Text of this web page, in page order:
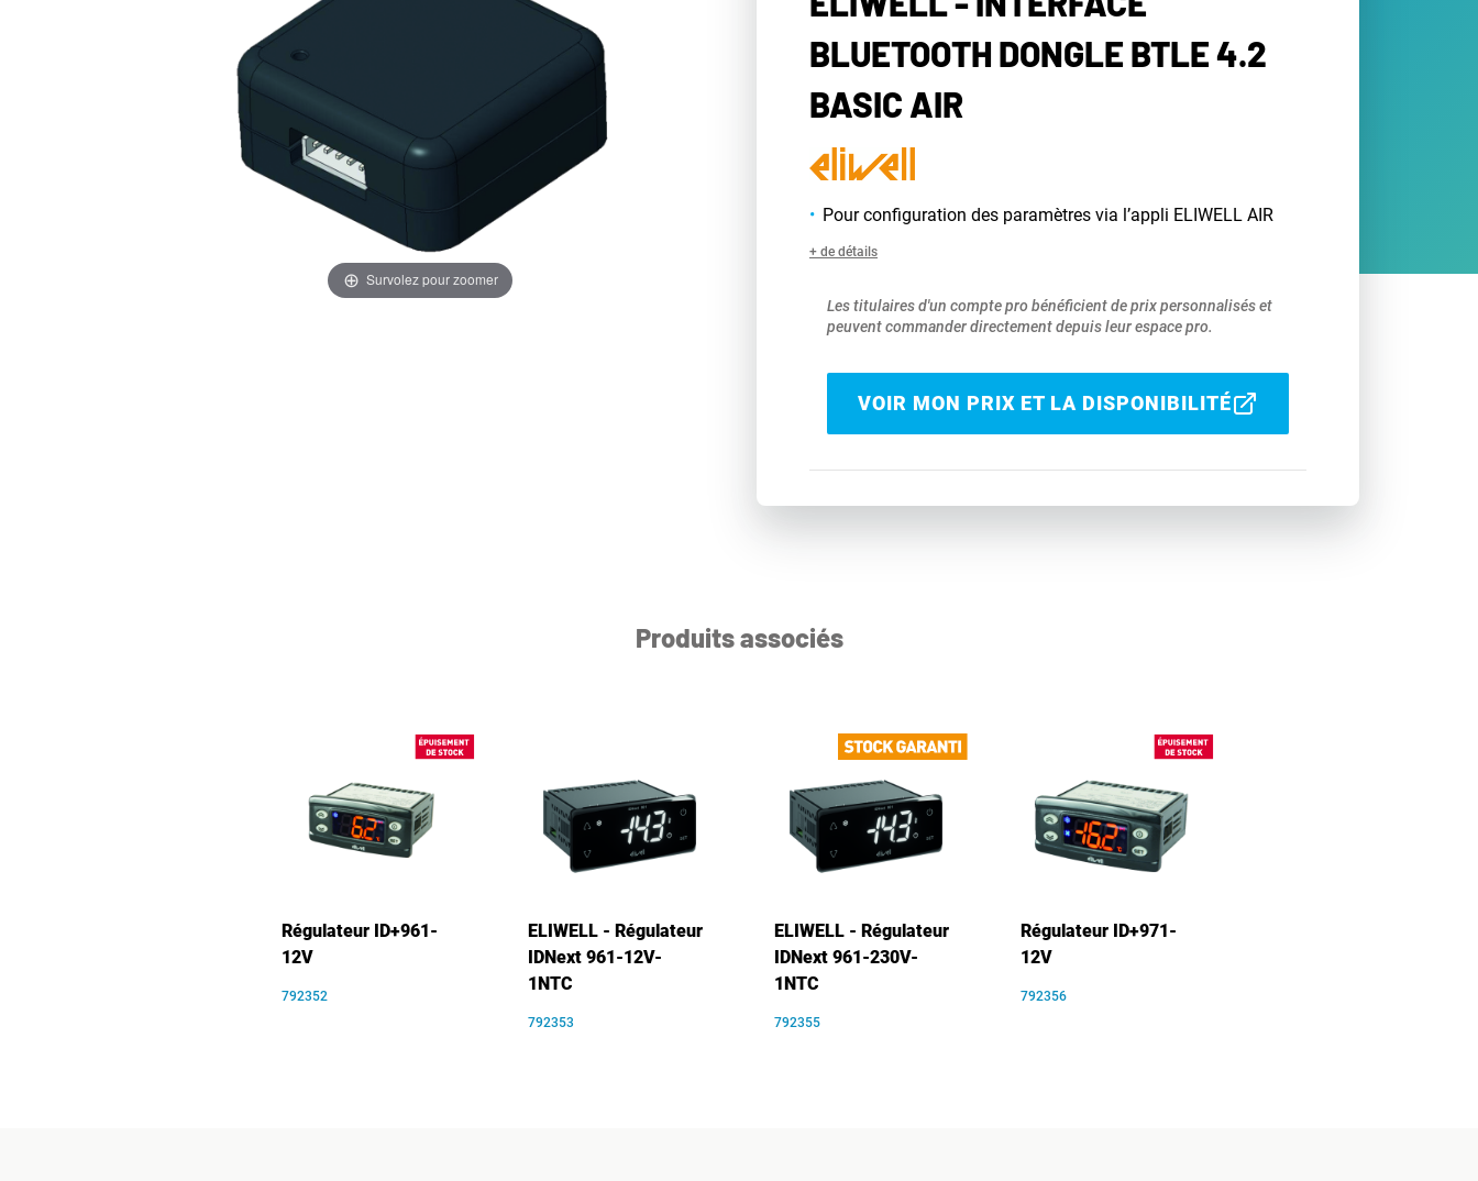
Survolez pour zoomer
BLUETOOTH DONGLE BTLE 4.2
BASIC AIR
Pour configuration des paramètres via l’appli ELIWELL AIR
+ de détails
Les titulaires d'un compte pro bénéficient de prix personnalisés et
peuvent commander directement depuis leur espace pro.
VOIR MON PRIX ET LA DISPONIBILITÉ
Produits associés
Régulateur ID+961-
12V
792352
ELIWELL - Régulateur
IDNext 961-12V-
1NTC
792353
ELIWELL - Régulateur
IDNext 961-230V-
1NTC
792355
Régulateur ID+971-
12V
792356